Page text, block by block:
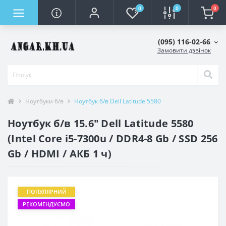
0 0 0
(095) 116-02-66
Замовити дзвінок
Ноутбуки б/в Ноутбук б/в Dell Latitude 5580
Ноутбук б/в 15.6" Dell Latitude 5580
(Intel Core i5-7300u / DDR4-8 Gb / SSD 256
Gb / HDMI / АКБ 1 ч)
ПОПУЛЯРНИЙ
РЕКОМЕНДУЄМО